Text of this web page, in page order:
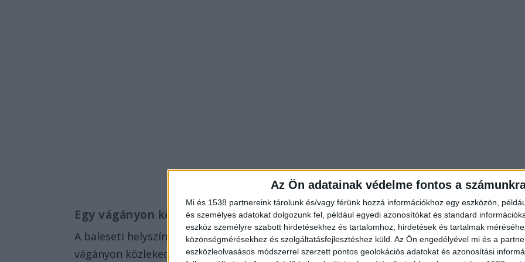
Az Ön adatainak védelme fontos a
Mi és 1538 partnereink tárolunk és/vagy férünk hozzá információkhoz egy eszközön,
és személyes adatokat dolgozunk fel, például egyedi azonosítókat és standard
eszköz személyre szabott hirdetésekhez és tartalomhoz, hirdetések és tartalmak
közönségmérésekhez és szolgáltatásfejlesztéshez küld. Az Ön engedélyével mi és a
eszközleolvasásos módszerrel szerzett pontos geolokációs adatokat és azonosítási
Egy vágányon közlekednek
A baleseti helyszínelés miatt Rákospalota-Újpest és Dunakeszi között a vonatok csak egy
vágányon közlekednek, a szobi vonalon 15-30 perccel hosszabb menetidőre és